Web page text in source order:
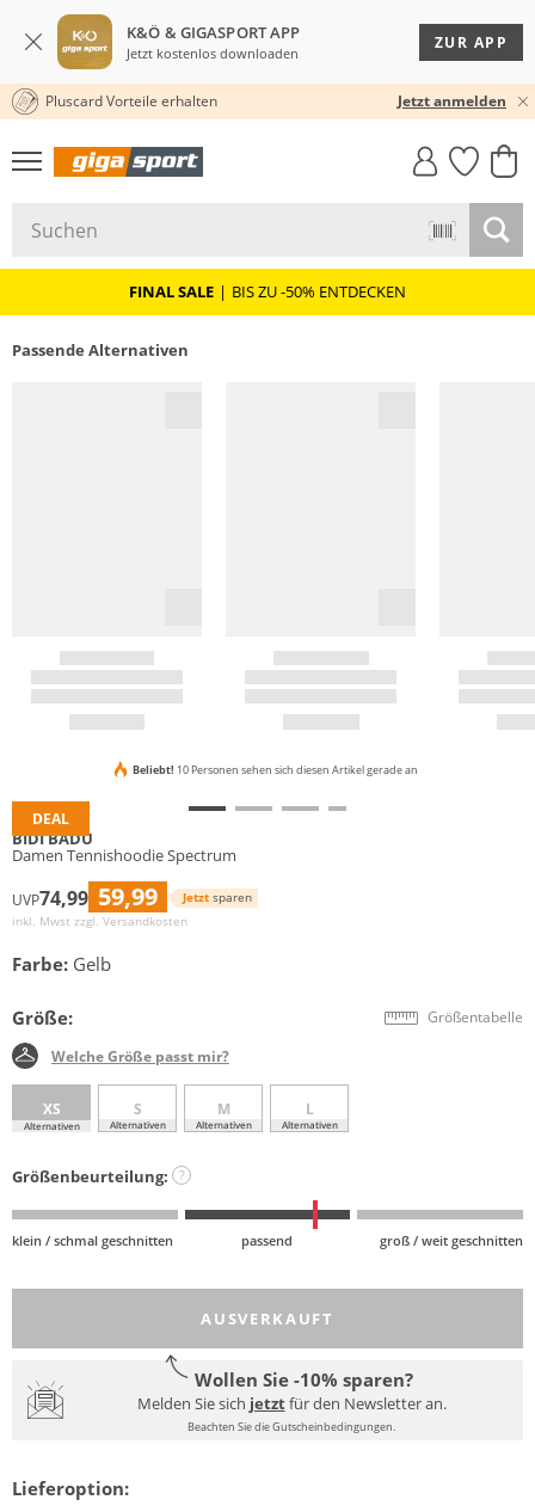
K&Ö & GIGASPORT APP
Jetzt kostenlos downloaden
ZUR APP
30 TAGE RÜCKGABERECHT
Pluscard Vorteile erhalten Jetzt anmelden
GIGASTYLE
FAHRRAD­
MUST-HAVE
FINAL SALE | BIS ZU -50% ENTDECKEN
Passende Alternativen
DEAL
Beliebt! 10 Personen sehen sich diesen Artikel gerade an
BIDI BADU
Damen Tennishoodie Spectrum
UVP74,99 59,99 Jetzt sparen
inkl. Mwst zzgl. Versandkosten
Farbe: Gelb
Größe: Größentabelle
Welche Größe passt mir?
XS
Alternativen
S
Alternativen
M
Alternativen
L
Alternativen
Größenbeurteilung: ?
klein / schmal geschnitten passend groß / weit geschnitten
AUSVERKAUFT
Wollen Sie -10% sparen?
Melden Sie sich jetztfür den Newsletter an.
Beachten Sie die Gutscheinbedingungen.
Lieferoption: